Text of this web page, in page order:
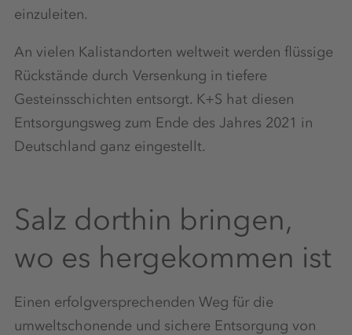
einzuleiten.
An vielen Kalistandorten weltweit werden flüssige
Rückstände durch Versenkung in tiefere
Gesteinsschichten entsorgt. K+S hat diesen
Entsorgungsweg zum Ende des Jahres 2021 in
Deutschland ganz eingestellt.
Salz dorthin bringen,
wo es hergekommen ist
Einen erfolgversprechenden Weg für die
umweltschonende und sichere Entsorgung von